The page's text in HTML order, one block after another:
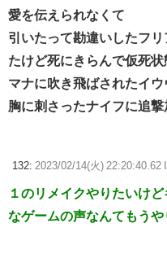
愛を伝えられなくて
引いたって勘違いしたフ
たけど死にきらんで仮死状
マナに吹き飛ばされたイ
胸に刺さったナイフに追
132: 2023/02/14(火) 22:20:40.62
１のリメイクやりたいけ
なゲームの声なんてもう